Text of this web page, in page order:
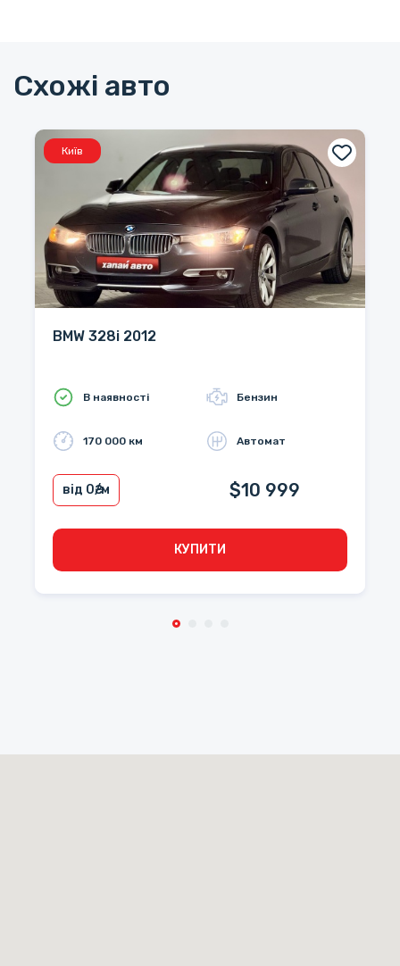
Схожі авто
Київ
BMW 328i 2012
В наявності Бензин
170 000 км Автомат
від 0₴/м $10 999
КУПИТИ